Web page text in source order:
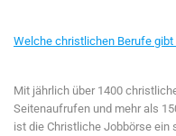
Welche christlichen Berufe gibt
Mit jährlich über 1400
Seitenaufrufen und mehr als
ist die Christliche Jobbörse